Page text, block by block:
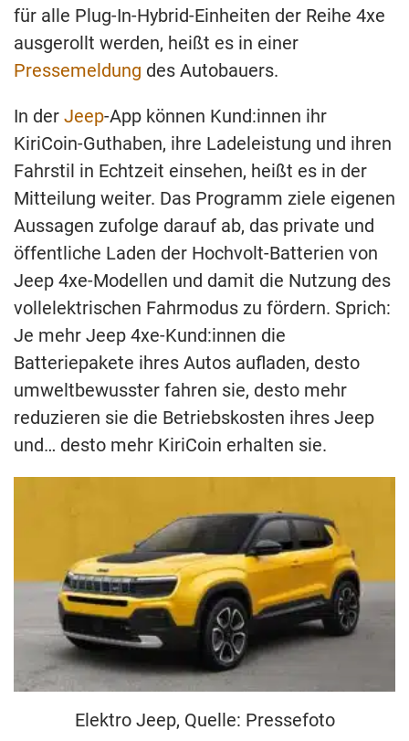
für alle Plug-In-Hybrid-Einheiten der Reihe 4xe
ausgerollt werden, heißt es in einer
Pressemeldung des Autobauers.
In der Jeep-App können Kund:innen ihr
KiriCoin-Guthaben, ihre Ladeleistung und ihren
Fahrstil in Echtzeit einsehen, heißt es in der
Mitteilung weiter. Das Programm ziele eigenen
Aussagen zufolge darauf ab, das private und
öffentliche Laden der Hochvolt-Batterien von
Jeep 4xe-Modellen und damit die Nutzung des
vollelektrischen Fahrmodus zu fördern. Sprich:
Je mehr Jeep 4xe-Kund:innen die
Batteriepakete ihres Autos aufladen, desto
umweltbewusster fahren sie, desto mehr
reduzieren sie die Betriebskosten ihres Jeep
und… desto mehr KiriCoin erhalten sie.
Elektro Jeep, Quelle: Pressefoto